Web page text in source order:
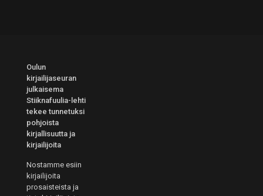
Oulun
kirjailijaseuran
julkaisema
Stiiknafuulia-lehti
tekee tunnetuksi
pohjoista
kirjallisuutta ja
kirjailijoita
Nostamme esiin
kirjailijoita
prosaisteista ja